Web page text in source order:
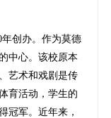
创办。作为莫德
中心。该校原本
艺术和戏剧是传
育活动，学生的
冠军。近年来，